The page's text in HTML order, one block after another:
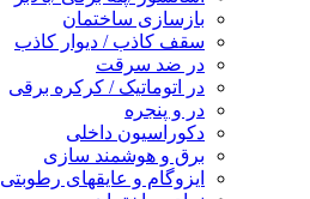
بازسازی ساختمان
سقف کاذب / دیوار کاذب
در ضد سرقت
در اتوماتیک / کرکره برقی
در و پنجره
دکوراسیون داخلی
برق و هوشمند سازی
ایزوگام و عایقهای رطوبتی